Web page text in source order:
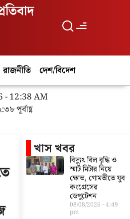
রাজনীতি দেশ/বিদেশ
- 12:38 AM
পূর্বাহ্ণ
খাস খবর
বিদ্যুৎ বিল বৃদ্ধি ও
স্মার্ট মিটার নিয়ে
ক্ষোভ, গোমতীতে যুব
কংগ্রেসের
ডেপুটেশন
08/08/2026 4:49
pm